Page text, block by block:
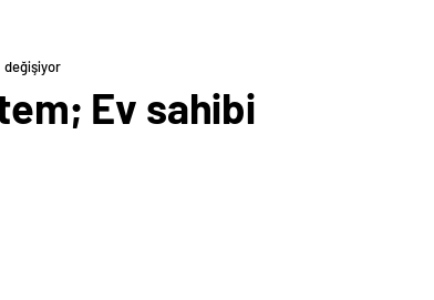
değişiyor
Ev sahibi